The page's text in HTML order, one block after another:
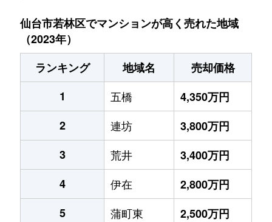
仙台市若林区でマンションが高く売れた地域
（2023年）
ランキング
地域名
売却価格
1
五橋
4,350万円
2
連坊
3,800万円
3
荒井
3,400万円
4
伊在
2,800万円
5
蒲町東
2,500万円